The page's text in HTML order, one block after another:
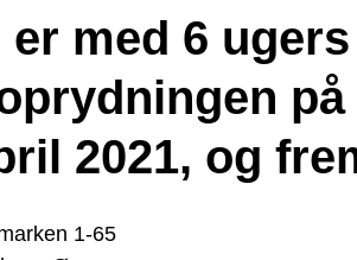
er med 6
2021, og
1-65